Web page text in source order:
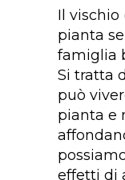
Il vischio
pianta
famiglia
Si tratta
può
pianta e
effetti di